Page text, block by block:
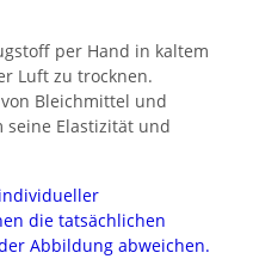
per Hand in kaltem
Luft zu trocknen.
Bleichmittel und
seine Elastizität und
die tatsächlichen
Abbildung abweichen.